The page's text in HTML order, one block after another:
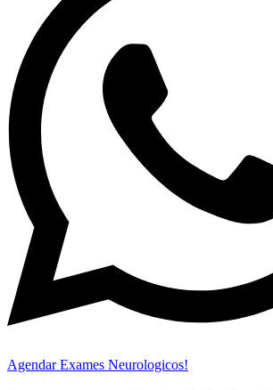
Agendar Exames Neurologicos!